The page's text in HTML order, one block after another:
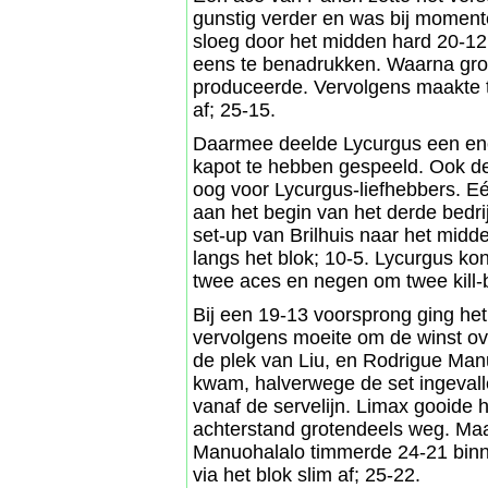
gunstig verder en was bij
sloeg door het midden hard 20-
eens te benadrukken. Waarna
produceerde. Vervolgens
af; 25-15.
Daarmee deelde Lycurgus een
kapot te hebben gespeeld. Ook
oog voor Lycurgus-liefhebbers.
aan het begin van het derde
set-up van Brilhuis naar het
langs het blok; 10-5. Lycurgus
twee aces en negen om twee
Bij een 19-13 voorsprong ging
vervolgens moeite om de winst
de plek van Liu, en Rodrigue
kwam, halverwege de set
vanaf de servelijn. Limax gooide
achterstand grotendeels weg.
Manuohalalo timmerde 24-21
via het blok slim af; 25-22.